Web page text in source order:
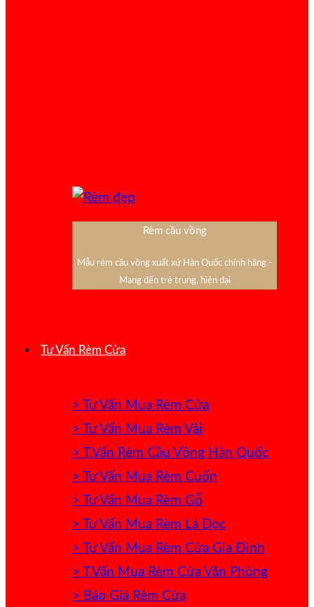
Rèm cầu vồng
Mẫu rèm cầu vồng xuất xứ Hàn Quốc chính hãng -
Mang đến trẻ trung, hiện đại
Tư Vấn Rèm Cửa
> Tư Vấn Mua Rèm Cửa
> Tư Vấn Mua Rèm Vải
> T.Vấn Rèm Cầu Vồng Hàn Quốc
> Tư Vấn Mua Rèm Cuốn
> Tư Vấn Mua Rèm Gỗ
> Tư Vấn Mua Rèm Lá Dọc
> Tư Vấn Mua Rèm Cửa Gia Đình
> T.Vấn Mua Rèm Cửa Văn Phòng
> Báo Giá Rèm Cửa